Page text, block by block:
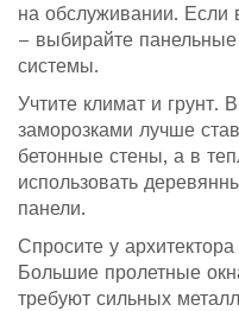
на обслуживании. Если
– выбирайте
системы.
Учтите климат и грунт.
заморозками лучше
бетонные стены, а в
использовать
панели.
Спросите у
Большие пролетные
требуют сильных